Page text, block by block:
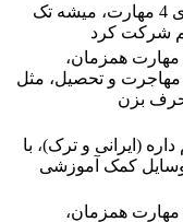
تمرکز روی 4 مهارت، میشه تک
شرکت کرد
آموزش 4 مهارت همزمان،
و تحصیل، مثل
بزن
داره (ایرانی و ترک)، با
وسایل کمک آموزشی
آموزش 4 مهارت همزمان،